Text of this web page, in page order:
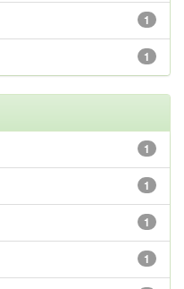
1
1
1
1
1
1